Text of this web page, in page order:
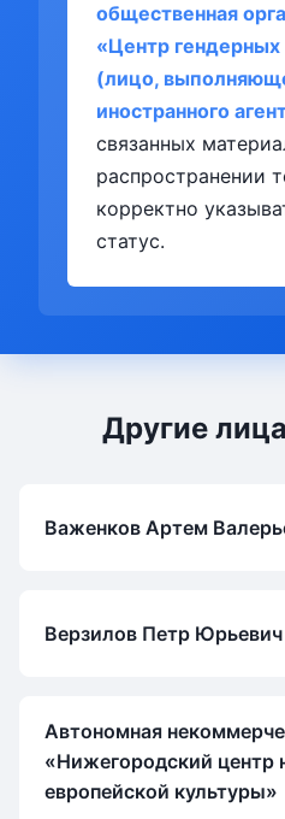
общественная
«Центр
(лицо,
иностранного
связанных
распространении
корректно
статус.
Другие
Важенков Артем
Верзилов Петр Юрьевич
Автономная
«Нижегородский центр
европейской культуры»